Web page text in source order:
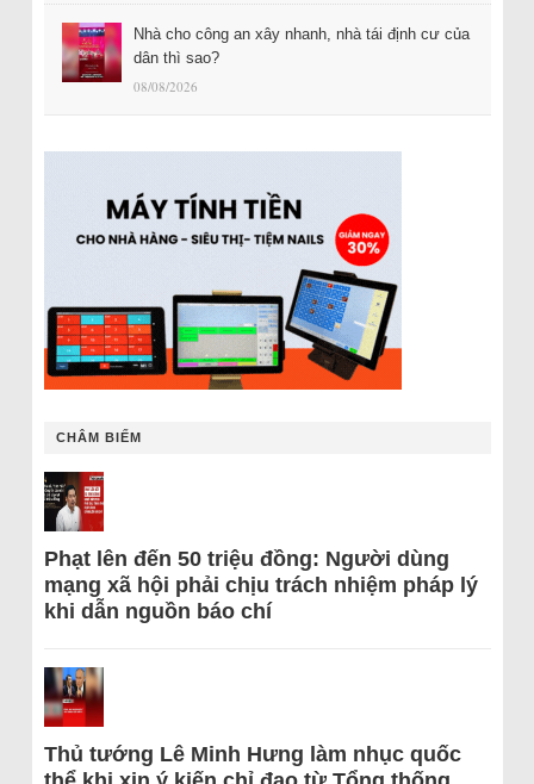
Nhà cho công an xây nhanh, nhà tái định cư của
dân thì sao?
08/08/2026
CHÂM BIẾM
Phạt lên đến 50 triệu đồng: Người dùng
mạng xã hội phải chịu trách nhiệm pháp lý
khi dẫn nguồn báo chí
Thủ tướng Lê Minh Hưng làm nhục quốc